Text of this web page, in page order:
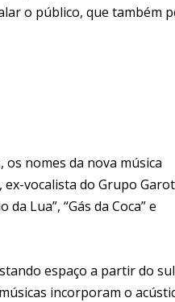
o público, que também
nomes da nova música
vocalista do Grupo
Lua”, “Gás da Coca” e
espaço a partir do
incorporam o